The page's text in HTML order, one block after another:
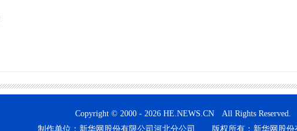
Copyright © 2000 - 2026 HE.NEWS.CN All Rights Reserved.
制作单位：新华网股份有限公司河北分公司 版权所有：新华网股份